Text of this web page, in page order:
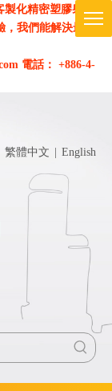
精密塑膠射出
，我們能解決最複
。」
電話： +886-4-
繁體中文 English